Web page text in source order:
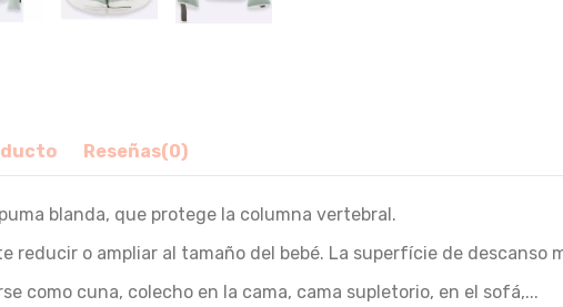
Reseñas(0)
blanda, que protege la columna vertebral.
reducir o ampliar al tamaño del bebé. La superfície de descanso
como cuna, colecho en la cama, cama supletorio, en el sofá,...